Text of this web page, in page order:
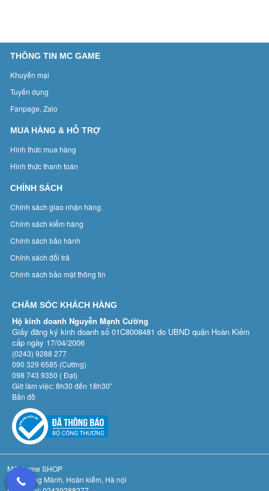
THÔNG TIN MC GAME
Khuyến mại
Tuyển dụng
Fanpage, Zalo
MUA HÀNG & HỖ TRỢ
Hình thức mua hàng
Hình thức thanh toán
CHÍNH SÁCH
Chính sách giao nhận hàng.
Chính sách kiểm hàng
Chính sách bảo hành
Chính sách đổi trả
Chính sách bảo mật thông tin
CHĂM SÓC KHÁCH HÀNG
Hộ kinh doanh Nguyễn Mạnh Cường
Giấy đăng ký kinh doanh số 01C8008481 do UBND quận Hoàn Kiếm
cấp ngày 17/04/2006
(0243) 9288 277
090 329 6585 (Cường)
098 743 9350 ( Đạt)
Giờ làm việc: 8h30 đến 18h30”
Bản đồ
MC Game SHOP
Số 3 Hàng Mành, Hoàn kiếm, Hà nội